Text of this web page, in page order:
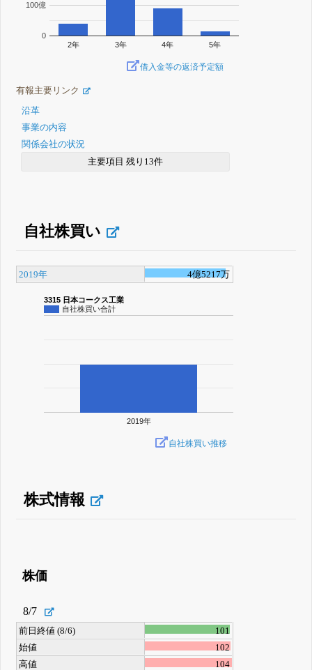
2年 3年 4年 5年
0
100億
借入金等の返済予定額
有報主要リンク
沿革
事業の内容
関係会社の状況
主要項目 残り13件
自社株買い
2019年 4億5217万
3315 日本コークス工業
自社株買い合計
2019年
自社株買い推移
株式情報
株価
8/7
前日終値 (8/6)
101
始値
102
高値
104